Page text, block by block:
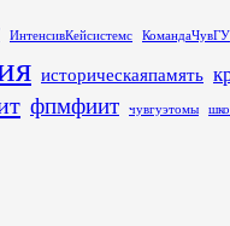
ИнтенсивКейсистемс КомандаЧувГУ
историческаяпамять
фпмфиит чувгуэтомы